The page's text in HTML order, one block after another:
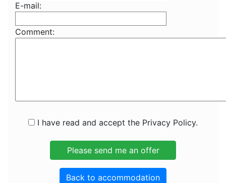
E-mail:
Comment:
I have read and accept the Privacy Policy.
Back to accommodation